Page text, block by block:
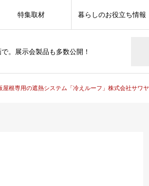
。展示会製品も多数公開！
特集取材 暮らしのお役立ち情報
根専用の遮熱システム「冷えルーフ」株式会社サワヤ